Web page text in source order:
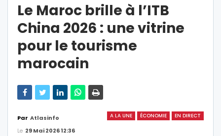
Le Maroc brille à l’ITB
China 2026 : une vitrine
pour le tourisme
marocain
A LA UNE ÉCONOMIE EN DIRECT
Par Atlasinfo
Le 29 Mai 2026 12:36